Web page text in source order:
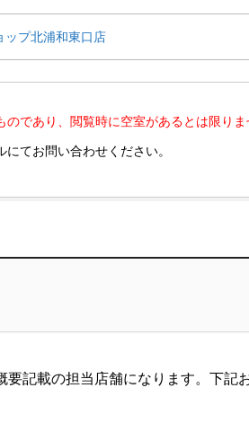
ップ北浦和東口店
であり、閲覧時に空室があるとは限りま
てお問い合わせください。
記載の担当店舗になります。下記